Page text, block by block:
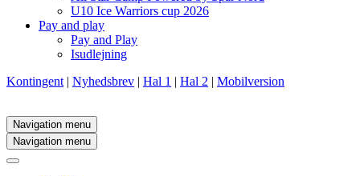
U10 Ice Warriors cup 2026
Pay and play
Pay and Play
Isudlejning
Kontingent | Nyhedsbrev | Hal 1 | Hal 2 | Mobilversion
Navigation menu
Navigation menu